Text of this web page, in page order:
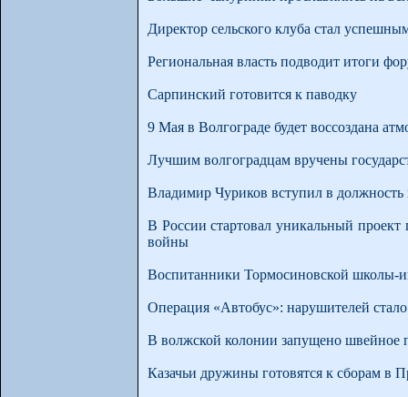
Директор сельского клуба стал
Региональная власть подводит итоги
Сарпинский готовится к паводку
9 Мая в Волгограде будет воссоздана
Лучшим волгоградцам вручены
Владимир Чуриков вступил в должность
В России стартовал уникальный
войны
Воспитанники Тормосиновской школы-
Операция «Автобус»: нарушителей
В волжской колонии запущено швейное
Казачьи дружины готовятся к сборам в